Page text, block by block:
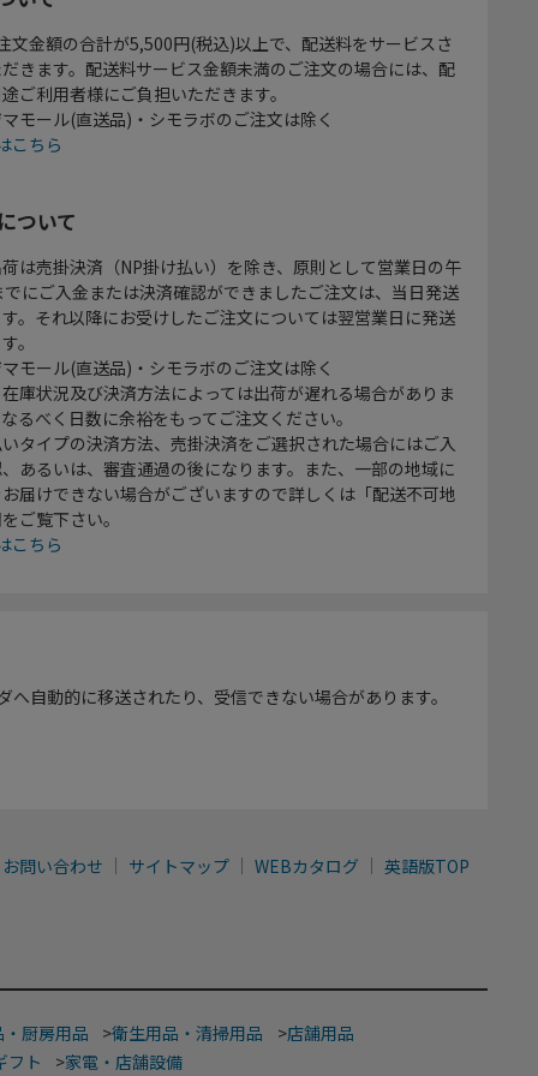
文金額の合計が5,500円(税込)以上で、配送料をサービスさ
きます。配送料サービス金額未満のご注文の場合には、配
ご利用者様にご負担いただきます。
モール(直送品)・シモラボのご注文は除く
こちら
ついて
は売掛決済（NP掛け払い）を除き、原則として営業日の午
にご入金または決済確認ができましたご注文は、当日発送
。それ以降にお受けしたご注文については翌営業日に発送
。
モール(直送品)・シモラボのご注文は除く
庫状況及び決済方法によっては出荷が遅れる場合がありま
るべく日数に余裕をもってご注文ください。
タイプの決済方法、売掛決済をご選択された場合にはご入
あるいは、審査通過の後になります。また、一部の地域に
届けできない場合がございますので詳しくは「配送不可地
ご覧下さい。
こちら
自動的に移送されたり、受信できない場合があります。
お問い合わせ サイトマップ WEBカタログ 英語版TOP
厨房用品 >衛生用品・清掃用品 >店舗用品
フト
>家電・店舗設備